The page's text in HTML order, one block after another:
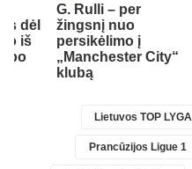
dėl
iš
G. Rulli – per
žingsnį nuo
persikėlimo į
„Manchester City“
klubą
Lietuvos TOP LYGA
Prancūzijos Ligue 1